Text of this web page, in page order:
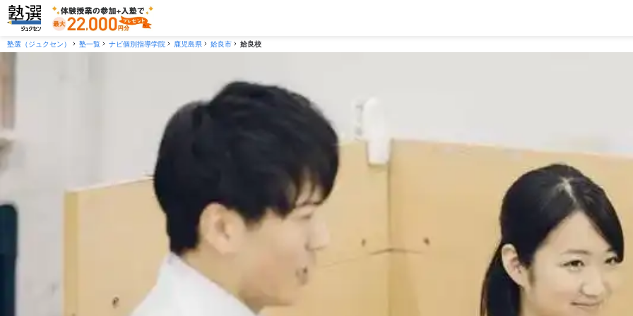
塾選（ジュクセン） 塾一覧 ナビ個別指導学院 鹿児島県 姶良市 姶良校